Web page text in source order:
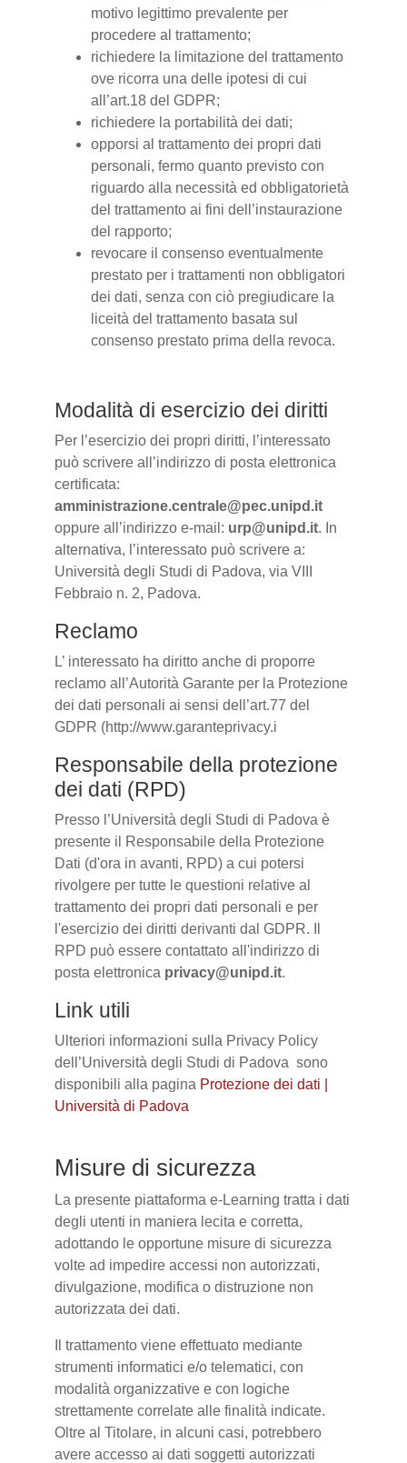
motivo legittimo prevalente per
procedere al trattamento;
richiedere la limitazione del trattamento
ove ricorra una delle ipotesi di cui
all’art.18 del GDPR;
richiedere la portabilità dei dati;
opporsi al trattamento dei propri dati
personali, fermo quanto previsto con
riguardo alla necessità ed obbligatorietà
del trattamento ai fini dell’instaurazione
del rapporto;
revocare il consenso eventualmente
prestato per i trattamenti non obbligatori
dei dati, senza con ciò pregiudicare la
liceità del trattamento basata sul
consenso prestato prima della revoca.
Modalità di esercizio dei diritti
Per l’esercizio dei propri diritti, l’interessato
può scrivere all’indirizzo di posta elettronica
certificata:
amministrazione.centrale@pec.unipd.it
oppure all’indirizzo e-mail: urp@unipd.it. In
alternativa, l’interessato può scrivere a:
Università degli Studi di Padova, via VIII
Febbraio n. 2, Padova.
Reclamo
L’ interessato ha diritto anche di proporre
reclamo all’Autorità Garante per la Protezione
dei dati personali ai sensi dell’art.77 del
GDPR (http://www.garanteprivacy.i
Responsabile della protezione
dei dati (RPD)
Presso l’Università degli Studi di Padova è
presente il Responsabile della Protezione
Dati (d'ora in avanti, RPD) a cui potersi
rivolgere per tutte le questioni relative al
trattamento dei propri dati personali e per
l'esercizio dei diritti derivanti dal GDPR. Il
RPD può essere contattato all'indirizzo di
posta elettronica privacy@unipd.it.
Link utili
Ulteriori informazioni sulla Privacy Policy
dell’Università degli Studi di Padova sono
disponibili alla pagina Protezione dei dati |
Università di Padova
Misure di sicurezza
La presente piattaforma e-Learning tratta i dati
degli utenti in maniera lecita e corretta,
adottando le opportune misure di sicurezza
volte ad impedire accessi non autorizzati,
divulgazione, modifica o distruzione non
autorizzata dei dati.
Il trattamento viene effettuato mediante
strumenti informatici e/o telematici, con
modalità organizzative e con logiche
strettamente correlate alle finalità indicate.
Oltre al Titolare, in alcuni casi, potrebbero
avere accesso ai dati soggetti autorizzati